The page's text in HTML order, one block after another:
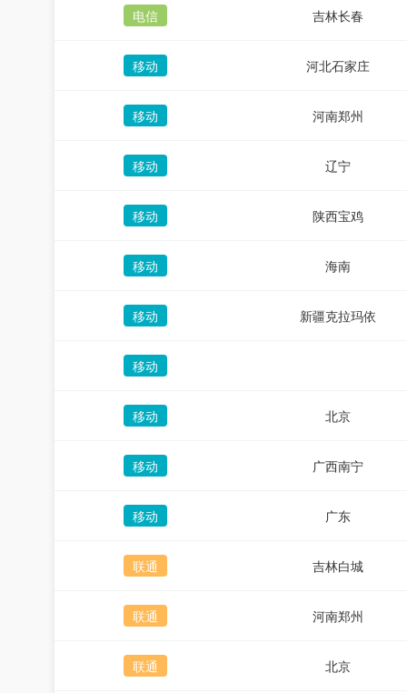
电信 吉林长春
移动 河北石家庄
移动 河南郑州
移动 辽宁
移动 陕西宝鸡
移动 海南
移动 新疆克拉玛依
移动
移动 北京
移动 广西南宁
移动 广东
联通 吉林白城
联通 河南郑州
联通 北京